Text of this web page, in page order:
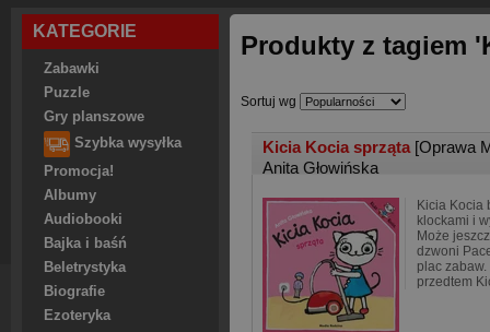
KATEGORIE
Zabawki
Puzzle
Gry planszowe
Szybka wysyłka
Promocja!
Albumy
Audiobooki
Bajka i baśń
Beletrystyka
Biografie
Ezoteryka
Produkty z tagiem
Sortuj wg
Kicia Kocia sprząta [Oprawa
Anita Głowińska
Kicia Kocia
klockami i
Może
dzwoni
plac
przedtem